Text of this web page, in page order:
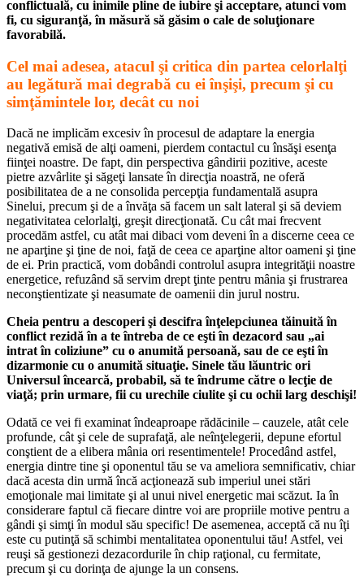
conflictuală, cu inimile pline de iubire şi acceptare, atunci vom
fi, cu siguranţă, în măsură să găsim o cale de soluţionare
favorabilă.
Cel mai adesea, atacul şi critica din partea celorlalţi
au legătură mai degrabă cu ei înşişi, precum şi cu
simţămintele lor, decât cu noi
Dacă ne implicăm excesiv în procesul de adaptare la energia
negativă emisă de alţi oameni, pierdem contactul cu însăşi esenţa
fiinţei noastre. De fapt, din perspectiva gândirii pozitive, aceste
pietre azvârlite şi săgeţi lansate în direcţia noastră, ne oferă
posibilitatea de a ne consolida percepţia fundamentală asupra
Sinelui, precum şi de a învăţa să facem un salt lateral şi să deviem
negativitatea celorlalţi, greşit direcţionată. Cu cât mai frecvent
procedăm astfel, cu atât mai dibaci vom deveni în a discerne ceea ce
ne aparţine şi ţine de noi, faţă de ceea ce aparţine altor oameni şi ţine
de ei. Prin practică, vom dobândi controlul asupra integrităţii noastre
energetice, refuzând să servim drept ţinte pentru mânia şi frustrarea
neconştientizate şi neasumate de oamenii din jurul nostru.
Cheia pentru a descoperi şi descifra înţelepciunea tăinuită în
conflict rezidă în a te întreba de ce eşti în dezacord sau „ai
intrat în coliziune” cu o anumită persoană, sau de ce eşti în
dizarmonie cu o anumită situaţie. Sinele tău lăuntric ori
Universul încearcă, probabil, să te îndrume către o lecţie de
viaţă; prin urmare, fii cu urechile ciulite şi cu ochii larg deschişi!
Odată ce vei fi examinat îndeaproape rădăcinile – cauzele, atât cele
profunde, cât şi cele de suprafaţă, ale neînţelegerii, depune efortul
conştient de a elibera mânia ori resentimentele! Procedând astfel,
energia dintre tine şi oponentul tău se va ameliora semnificativ, chiar
dacă acesta din urmă încă acţionează sub imperiul unei stări
emoţionale mai limitate şi al unui nivel energetic mai scăzut. Ia în
considerare faptul că fiecare dintre voi are propriile motive pentru a
gândi şi simţi în modul său specific! De asemenea, acceptă că nu îţi
este cu putinţă să schimbi mentalitatea oponentului tău! Astfel, vei
reuşi să gestionezi dezacordurile în chip raţional, cu fermitate,
precum şi cu dorinţa de ajunge la un consens.